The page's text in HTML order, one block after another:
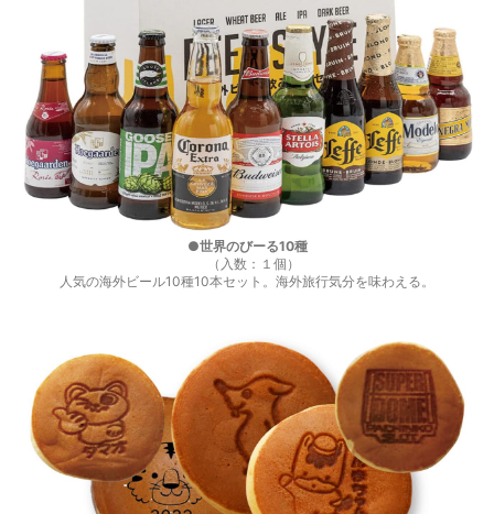
●世界のびーる10種
（入数：１個）
人気の海外ビール10種10本セット。海外旅行気分を味わえる。